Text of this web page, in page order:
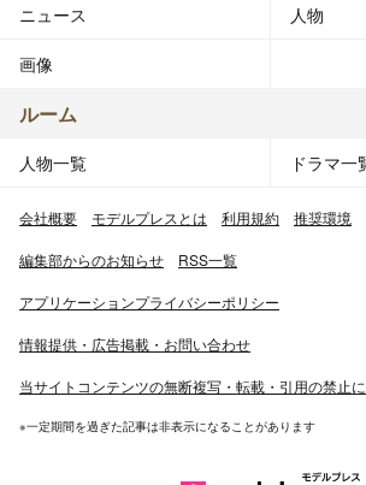
ニュース 人物
画像
ルーム
人物一覧 ドラマ一
会社概要 モデルプレスとは 利用規約 推奨環境
編集部からのお知らせ RSS一覧
アプリケーションプライバシーポリシー
情報提供・広告掲載・お問い合わせ
当サイトコンテンツの無断複写・転載・引用の禁止
※一定期間を過ぎた記事は非表示になることがあります